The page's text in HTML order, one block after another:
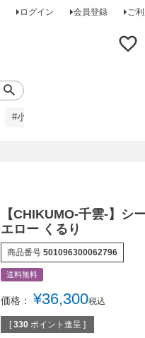
ログイン 会員登録 ご
#小柄な方に
【CHIKUMO-千雲-】シ
エロー くるり
商品番号 501096300062796
送料無料
価格： ¥36,300税込
[ 330 ポイント進呈 ]